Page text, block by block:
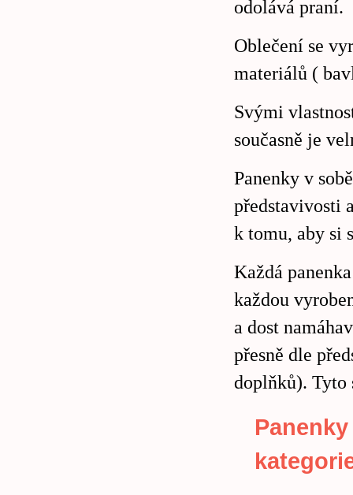
odolává praní.
Oblečení se
materiálů (
Svými
současně je
Panenky v
představivosti
k tomu, aby si
Každá
každou
a dost
přesně dle
doplňků). Tyto